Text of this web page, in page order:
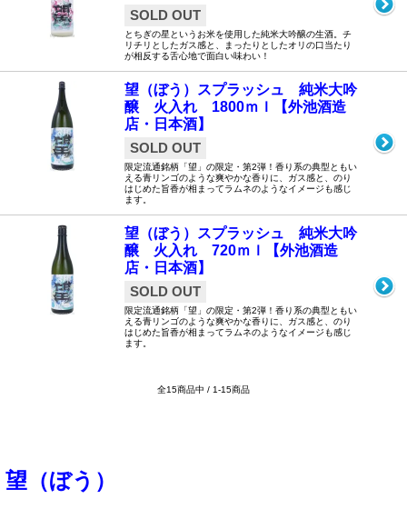
SOLD OUT
とちぎの星というお米を使用した純米大吟醸の生酒。チ
リチリとしたガス感と、まったりとしたオリの口当たり
が相反する舌心地で面白い味わい！
望（ぼう）スプラッシュ 純米大吟
醸 火入れ 1800ｍｌ【外池酒造
店・日本酒】
SOLD OUT
限定流通銘柄「望」の限定・第2弾！香り系の典型ともい
える青リンゴのような爽やかな香りに、ガス感と、のり
はじめた旨香が相まってラムネのようなイメージも感じ
ます。
望（ぼう）スプラッシュ 純米大吟
醸 火入れ 720ｍｌ【外池酒造
店・日本酒】
SOLD OUT
限定流通銘柄「望」の限定・第2弾！香り系の典型ともい
える青リンゴのような爽やかな香りに、ガス感と、のり
はじめた旨香が相まってラムネのようなイメージも感じ
ます。
全15商品中 / 1-15商品
望（ぼう）